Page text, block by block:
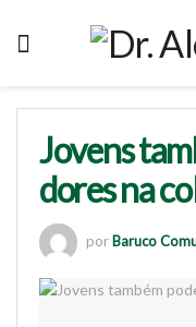
Jovens
dores na
porBaruco